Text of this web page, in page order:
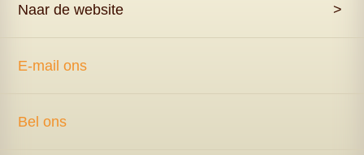
Naar de website >
E-mail ons
Bel ons